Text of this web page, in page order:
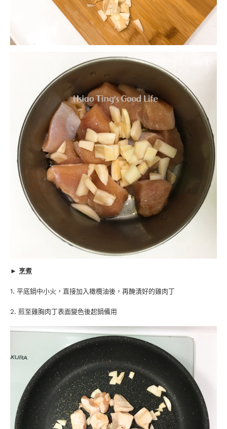
► 烹煮
1. 平底鍋中小火，直接加入橄欖油後，再醃漬好的雞肉丁
2. 煎至雞胸肉丁表面變色後起鍋備用